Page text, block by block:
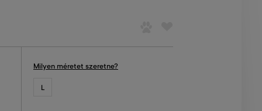
Milyen méretet szeretne?
L